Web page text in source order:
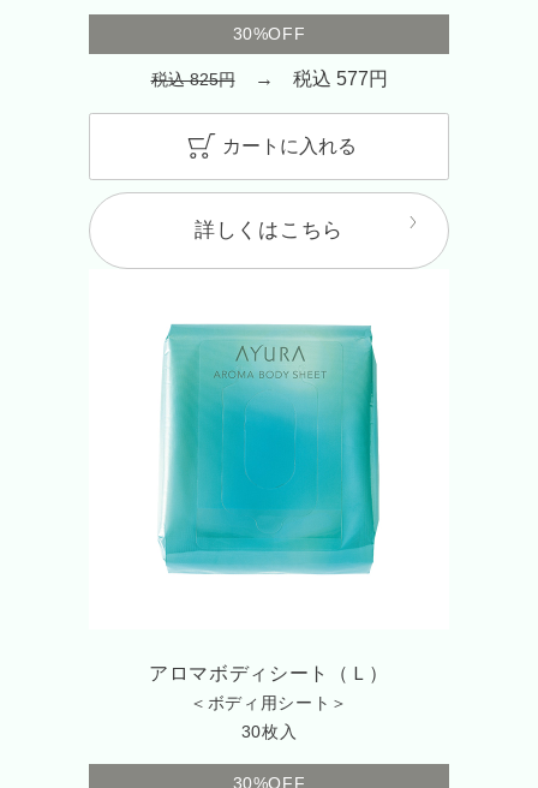
30%OFF
税込 825円→ 税込 577円
カートに入れる
詳しくはこちら
アロマボディシート（Ｌ）
＜ボディ用シート＞
30枚入
30%OFF